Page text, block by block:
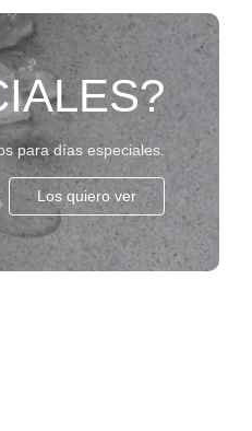
para días especiales.
Los quiero ver